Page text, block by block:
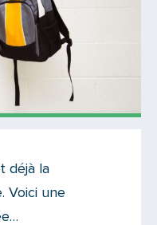
cet article
déjà la
Voici une